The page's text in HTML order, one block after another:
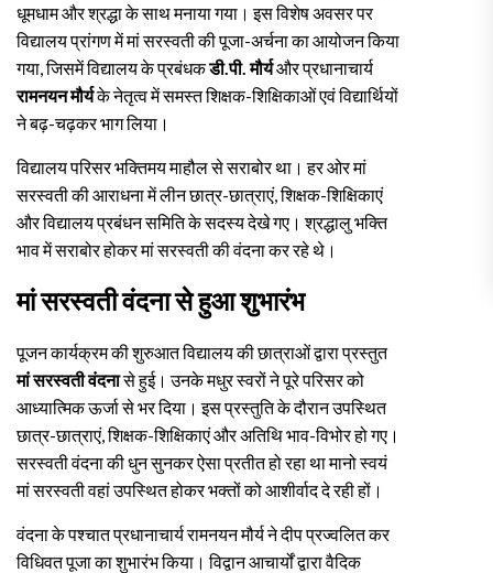
धूमधाम और श्रद्धा के साथ मनाया गया। इस विशेष अवसर पर
विद्यालय प्रांगण में मां सरस्वती की पूजा-अर्चना का आयोजन किया
गया, जिसमें विद्यालय के प्रबंधकडी.पी. मौर्यऔर प्रधानाचार्य
रामनयन मौर्यके नेतृत्व में समस्त शिक्षक-शिक्षिकाओं एवं विद्यार्थियों
ने बढ़-चढ़कर भाग लिया।
विद्यालय परिसर भक्तिमय माहौल से सराबोर था। हर ओर मां
सरस्वती की आराधना में लीन छात्र-छात्राएं, शिक्षक-शिक्षिकाएं
और विद्यालय प्रबंधन समिति के सदस्य देखे गए। श्रद्धालु भक्ति
भाव में सराबोर होकर मां सरस्वती की वंदना कर रहे थे।
मां सरस्वती वंदना से हुआ शुभारंभ
पूजन कार्यक्रम की शुरुआत विद्यालय की छात्राओं द्वारा प्रस्तुत
मां सरस्वती वंदनासे हुई। उनके मधुर स्वरों ने पूरे परिसर को
आध्यात्मिक ऊर्जा से भर दिया। इस प्रस्तुति के दौरान उपस्थित
छात्र-छात्राएं, शिक्षक-शिक्षिकाएं और अतिथि भाव-विभोर हो गए।
सरस्वती वंदना की धुन सुनकर ऐसा प्रतीत हो रहा था मानो स्वयं
मां सरस्वती वहां उपस्थित होकर भक्तों को आशीर्वाद दे रही हों।
वंदना के पश्चात प्रधानाचार्य रामनयन मौर्य ने दीप प्रज्वलित कर
विधिवत पूजा का शुभारंभ किया। विद्वान आचार्यों द्वारा वैदिक